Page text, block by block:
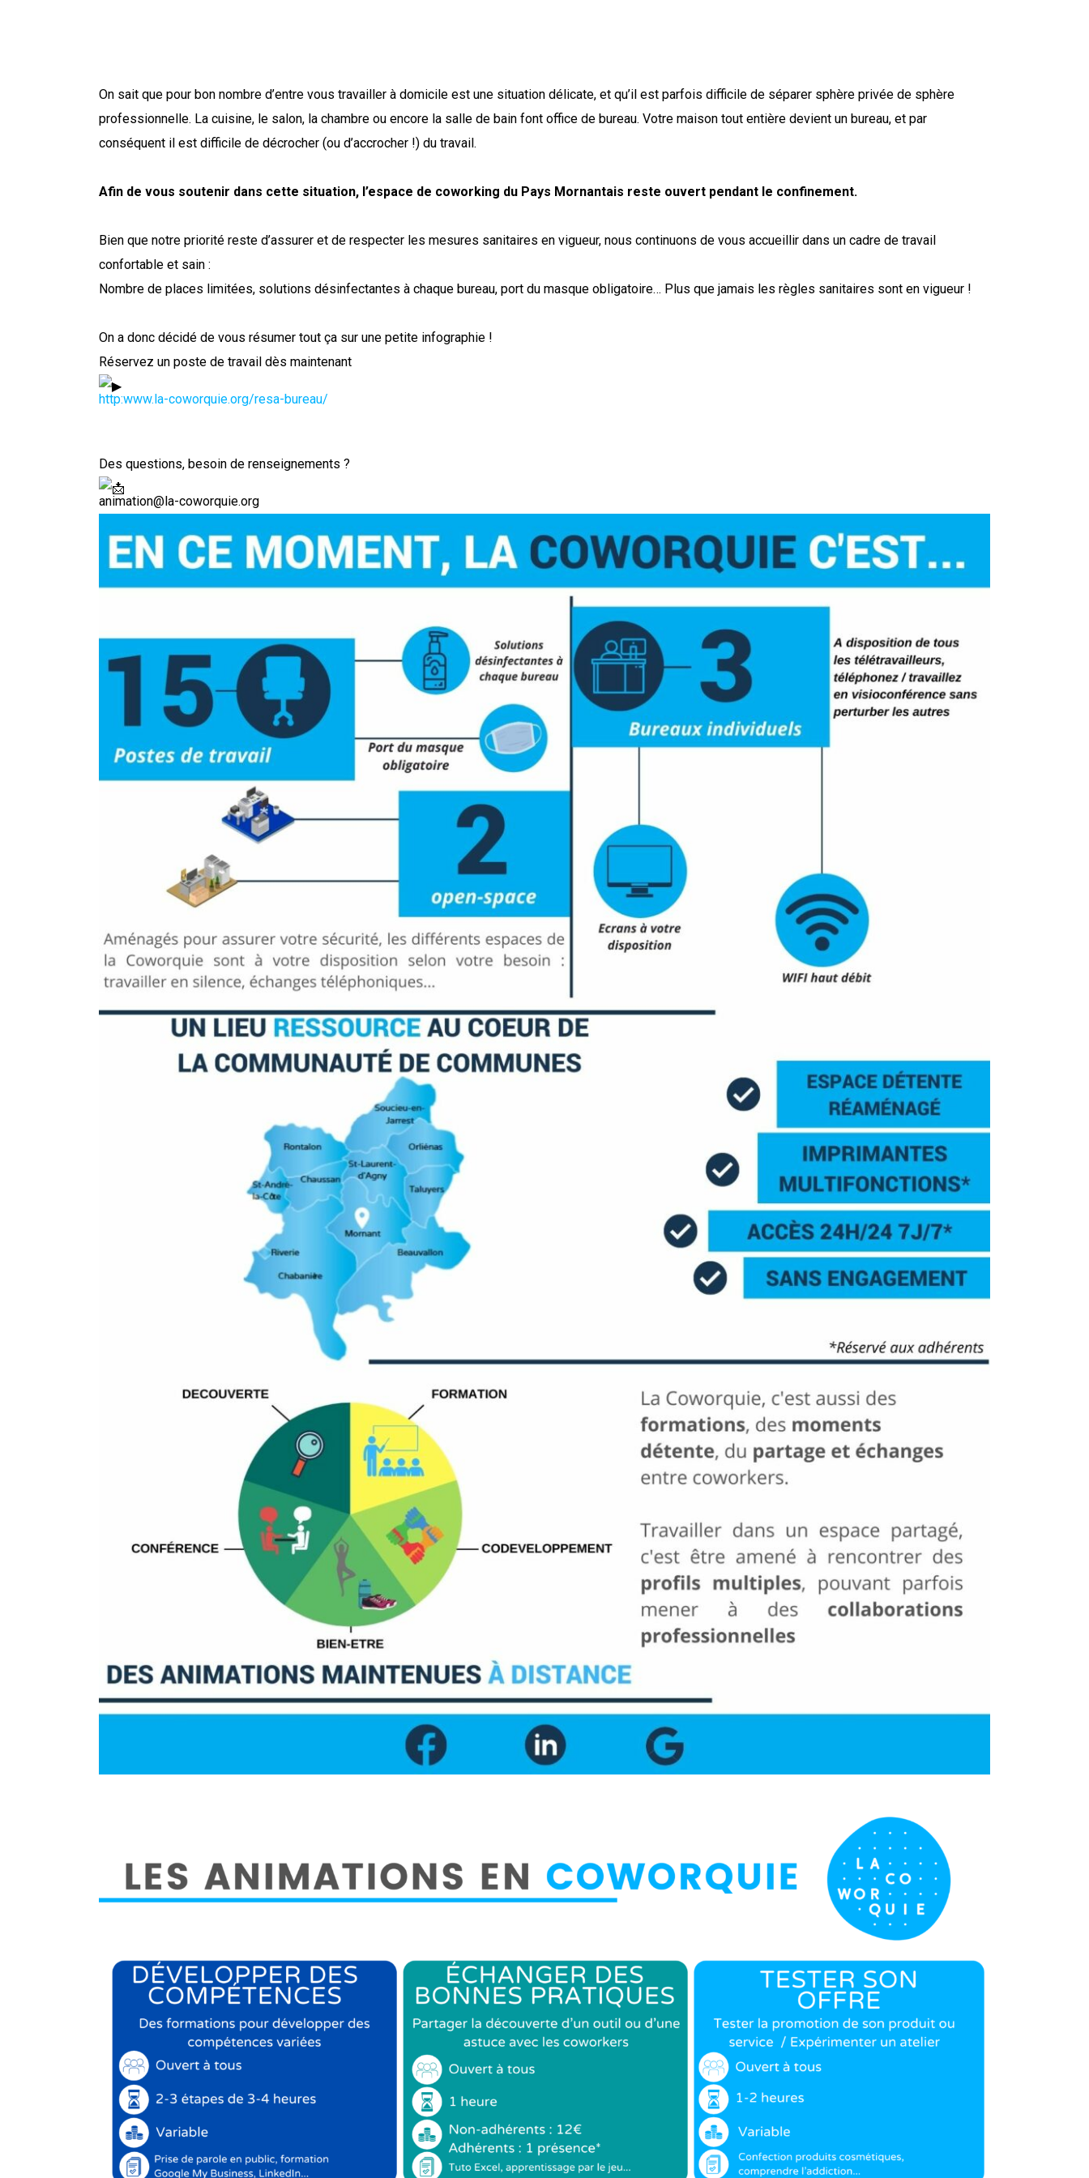
On sait que pour bon nombre d’entre vous travailler à domicile est une situation délicate, et qu’il est parfois difficile de séparer sphère privée de sphère
professionnelle. La cuisine, le salon, la chambre ou encore la salle de bain font office de bureau. Votre maison tout entière devient un bureau, et par
conséquent il est difficile de décrocher (ou d’accrocher !) du travail.
Afin de vous soutenir dans cette situation, l’espace de coworking du Pays Mornantais reste ouvert pendant le confinement.
Bien que notre priorité reste d’assurer et de respecter les mesures sanitaires en vigueur, nous continuons de vous accueillir dans un cadre de travail
confortable et sain :
Nombre de places limitées, solutions désinfectantes à chaque bureau, port du masque obligatoire… Plus que jamais les règles sanitaires sont en vigueur !
On a donc décidé de vous résumer tout ça sur une petite infographie !
Réservez un poste de travail dès maintenant
http:www.la-coworquie.org/resa-bureau/
Des questions, besoin de renseignements ?
animation@la-coworquie.org